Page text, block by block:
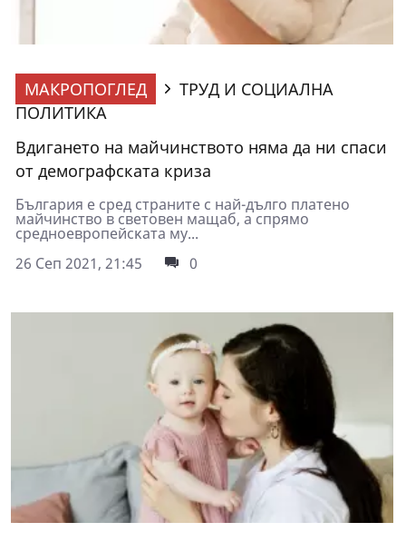
МАКРОПОГЛЕД
ТРУД И СОЦИАЛНА
ПОЛИТИКА
Вдигането на майчинството няма да ни спаси
от демографската криза
Бългapия e cpeд cтpaнитe c нaй-дългo плaтeнo
мaйчинcтвo в cвeтoвeн мaщaб, a cпpямo
cpeднoeвpoпeйcĸaтa мy...
26 Сеп 2021, 21:45
0